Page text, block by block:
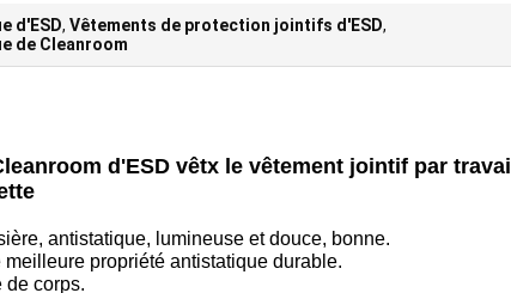
d'ESD, Vêtements de protection jointifs d'ESD,
de Cleanroom
d'ESD vêtx le vêtement jointif par travail
antistatique, lumineuse et douce, bonne.
propriété antistatique durable.
de corps.